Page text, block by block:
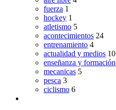
fuerza 1
hockey 1
atletismo 5
acontecimientos 24
entrenamiento 4
actualidad y medios 10
enseñanza y formación
mecanicas 5
pesca 3
ciclismo 6